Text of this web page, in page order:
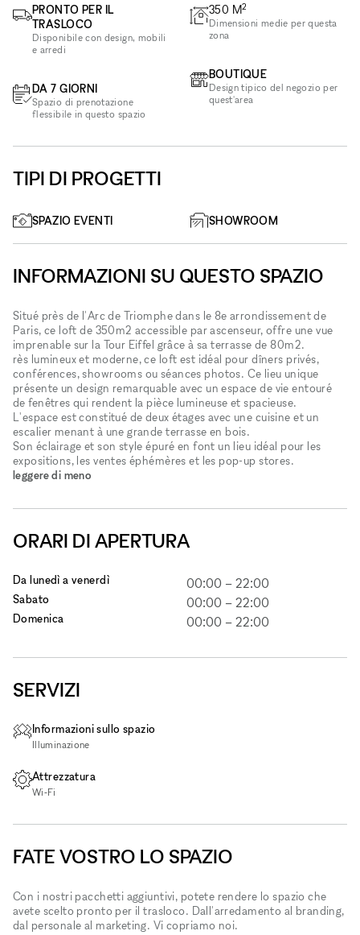
PRONTO PER IL
TRASLOCO
Disponibile con design, mobili
e arredi
DA 7 GIORNI
Spazio di prenotazione
flessibile in questo spazio
350 M2
Dimensioni medie per questa
zona
BOUTIQUE
Design tipico del negozio per
quest'area
TIPI DI PROGETTI
SPAZIO EVENTI SHOWROOM
INFORMAZIONI SU QUESTO SPAZIO
Situé près de l'Arc de Triomphe dans le 8e arrondissement de
Paris, ce loft de 350m2 accessible par ascenseur, offre une vue
imprenable sur la Tour Eiffel grâce à sa terrasse de 80m2.
rès lumineux et moderne, ce loft est idéal pour dîners privés,
conférences, showrooms ou séances photos. Ce lieu unique
présente un design remarquable avec un espace de vie entouré
de fenêtres qui rendent la pièce lumineuse et spacieuse.
L'espace est constitué de deux étages avec une cuisine et un
escalier menant à une grande terrasse en bois.
Son éclairage et son style épuré en font un lieu idéal pour les
expositions, les ventes éphémères et les pop-up stores.
leggere di meno
ORARI DI APERTURA
Da lunedì a venerdì 00:00 – 22:00
Sabato 00:00 – 22:00
Domenica 00:00 – 22:00
SERVIZI
Informazioni sullo spazio
Illuminazione
Attrezzatura
Wi‑Fi
FATE VOSTRO LO SPAZIO
Con i nostri pacchetti aggiuntivi, potete rendere lo spazio che
avete scelto pronto per il trasloco. Dall'arredamento al branding,
dal personale al marketing. Vi copriamo noi.